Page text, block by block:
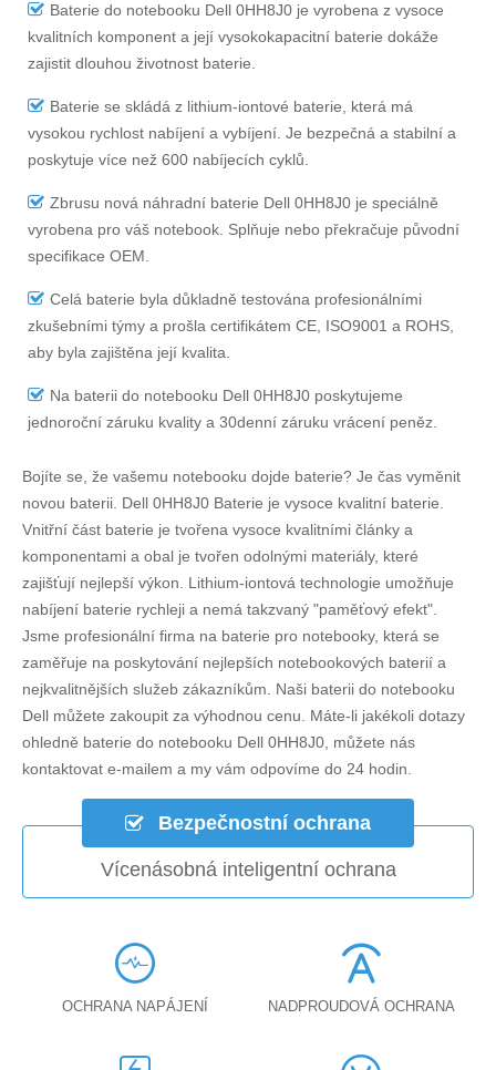
Baterie do notebooku Dell 0HH8J0 je vyrobena z vysoce
kvalitních komponent a její vysokokapacitní baterie dokáže
zajistit dlouhou životnost baterie.
Baterie se skládá z lithium-iontové baterie, která má
vysokou rychlost nabíjení a vybíjení. Je bezpečná a stabilní a
poskytuje více než 600 nabíjecích cyklů.
Zbrusu nová náhradní baterie Dell 0HH8J0 je speciálně
vyrobena pro váš notebook. Splňuje nebo překračuje původní
specifikace OEM.
Celá baterie byla důkladně testována profesionálními
zkušebními týmy a prošla certifikátem CE, ISO9001 a ROHS,
aby byla zajištěna její kvalita.
Na baterii do notebooku Dell 0HH8J0 poskytujeme
jednoroční záruku kvality a 30denní záruku vrácení peněz.
Bojíte se, že vašemu notebooku dojde baterie? Je čas vyměnit
novou baterii. Dell 0HH8J0 Baterie je vysoce kvalitní baterie.
Vnitřní část baterie je tvořena vysoce kvalitními články a
komponentami a obal je tvořen odolnými materiály, které
zajišťují nejlepší výkon. Lithium-iontová technologie umožňuje
nabíjení baterie rychleji a nemá takzvaný "paměťový efekt".
Jsme profesionální firma na baterie pro notebooky, která se
zaměřuje na poskytování nejlepších notebookových baterií a
nejkvalitnějších služeb zákazníkům. Naši baterii do notebooku
Dell můžete zakoupit za výhodnou cenu. Máte-li jakékoli dotazy
ohledně baterie do notebooku Dell 0HH8J0, můžete nás
kontaktovat e-mailem a my vám odpovíme do 24 hodin.
Bezpečnostní ochrana
Vícenásobná inteligentní ochrana
OCHRANA NAPÁJENÍ NADPROUDOVÁ OCHRANA